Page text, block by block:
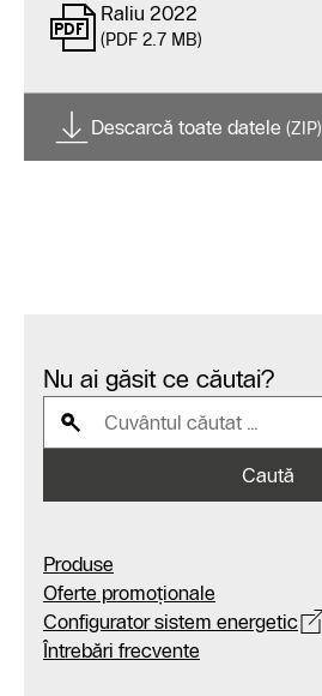
Raliu 2022
(PDF 2.7 MB)
Descarcă toate datele (ZIP)
Nu ai găsit ce căutai?
Caută
Produse
Oferte promoționale
Configurator sistem energetic
Întrebări frecvente